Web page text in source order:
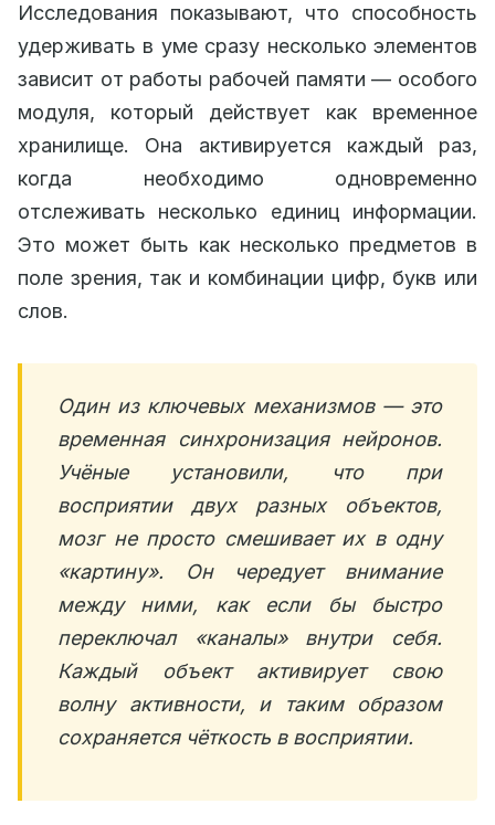
Исследования показывают, что способность
удерживать в уме сразу несколько элементов
зависит от работы рабочей памяти — особого
модуля, который действует как временное
хранилище. Она активируется каждый раз,
когда необходимо одновременно
отслеживать несколько единиц информации.
Это может быть как несколько предметов в
поле зрения, так и комбинации цифр, букв или
слов.
Один из ключевых механизмов — это
временная синхронизация нейронов.
Учёные установили, что при
восприятии двух разных объектов,
мозг не просто смешивает их в одну
«картину». Он чередует внимание
между ними, как если бы быстро
переключал «каналы» внутри себя.
Каждый объект активирует свою
волну активности, и таким образом
сохраняется чёткость в восприятии.